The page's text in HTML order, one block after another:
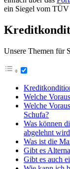
ein Siegel vom TÜV
Unsere Themen für
Welche
Welche
Schufa?
Was können
abgelehnt
Was ist die
Gibt es
Gibt es auch